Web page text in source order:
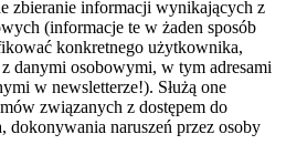
zbieranie informacji wynikających z
(informacje te w żaden sposób
konkretnego użytkownika,
z danymi osobowymi, w tym adresami
w newsletterze!). Służą one
związanych z dostępem do
dokonywania naruszeń przez osoby